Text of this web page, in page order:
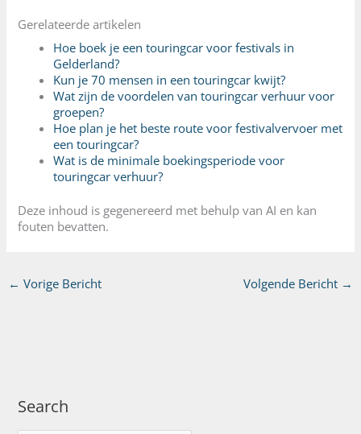
Gerelateerde artikelen
Hoe boek je een touringcar voor festivals in
Gelderland?
Kun je 70 mensen in een touringcar kwijt?
Wat zijn de voordelen van touringcar verhuur voor
groepen?
Hoe plan je het beste route voor festivalvervoer met
een touringcar?
Wat is de minimale boekingsperiode voor
touringcar verhuur?
Deze inhoud is gegenereerd met behulp van AI en kan
fouten bevatten.
← Vorige Bericht Volgende Bericht →
Search